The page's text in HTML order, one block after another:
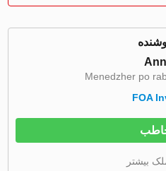
Menedzher po
FOA